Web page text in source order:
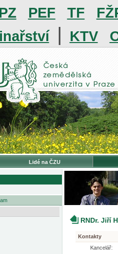
PEF TF
| KTV
Lidé na ČZU
RNDr. Jiří
Kontakty
Kancelář: